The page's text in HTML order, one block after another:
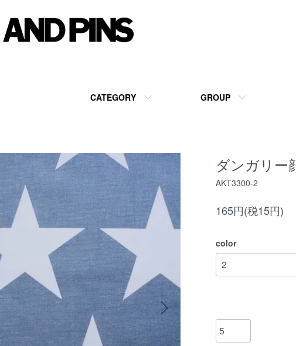
CATEGORY GROUP
ダンガリ
AKT3300-2
165円(税15円)
color